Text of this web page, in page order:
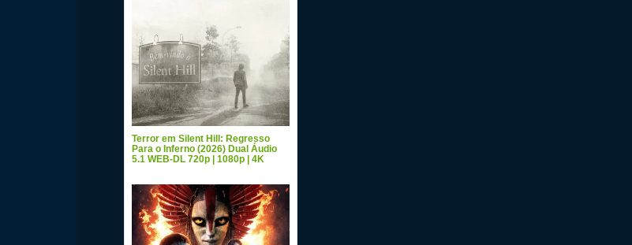
Terror em Silent Hill: Regresso
Para o Inferno (2026) Dual Áudio
5.1 WEB-DL 720p | 1080p | 4K